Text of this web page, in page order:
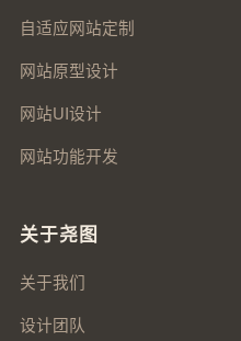
自适应网站定制
网站原型设计
网站UI设计
网站功能开发
关于尧图
关于我们
设计团队